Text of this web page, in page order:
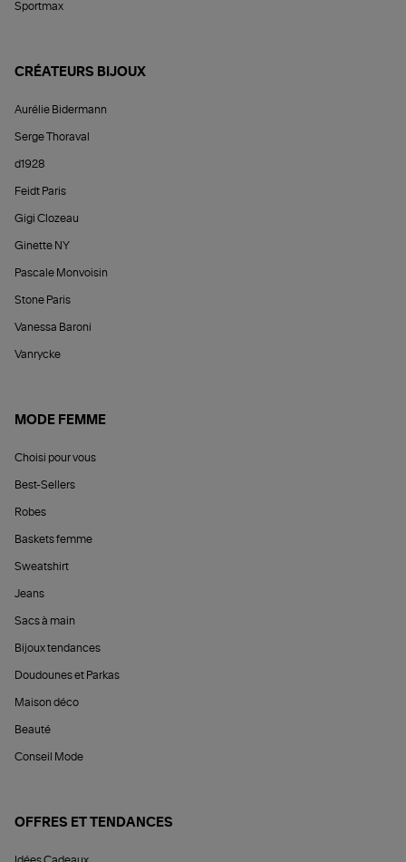
Sportmax
CRÉATEURS BIJOUX
Aurélie Bidermann
Serge Thoraval
d1928
Feidt Paris
Gigi Clozeau
Ginette NY
Pascale Monvoisin
Stone Paris
Vanessa Baroni
Vanrycke
MODE FEMME
Choisi pour vous
Best-Sellers
Robes
Baskets femme
Sweatshirt
Jeans
Sacs à main
Bijoux tendances
Doudounes et Parkas
Maison déco
Beauté
Conseil Mode
OFFRES ET TENDANCES